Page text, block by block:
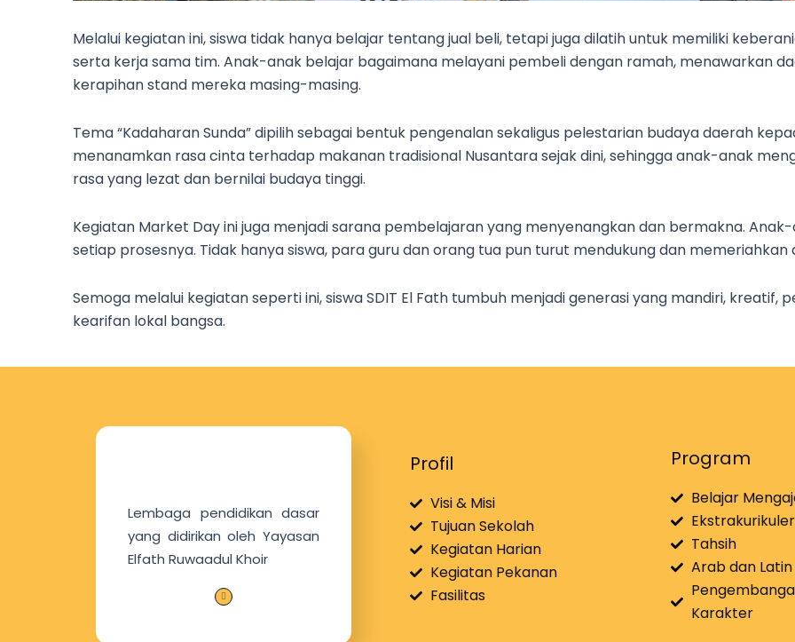
Melalui kegiatan ini, siswa tidak hanya belajar tentang jual beli, tetapi juga dilatih untuk memiliki
serta kerja sama tim. Anak-anak belajar bagaimana melayani pembeli dengan ramah, menawarkan
kerapihan stand mereka masing-masing.
Tema “Kadaharan Sunda” dipilih sebagai bentuk pengenalan sekaligus pelestarian budaya daerah
menanamkan rasa cinta terhadap makanan tradisional Nusantara sejak dini, sehingga anak-anak
rasa yang lezat dan bernilai budaya tinggi.
Kegiatan Market Day ini juga menjadi sarana pembelajaran yang menyenangkan dan bermakna.
setiap prosesnya. Tidak hanya siswa, para guru dan orang tua pun turut mendukung dan
Semoga melalui kegiatan seperti ini, siswa SDIT El Fath tumbuh menjadi generasi yang mandiri, kreatif,
kearifan lokal bangsa.
Lembaga pendidikan dasar
yang didirikan oleh Yayasan
Elfath Ruwaadul Khoir
I
c
o
Profil
Visi & Misi
Tujuan Sekolah
Kegiatan Harian
Kegiatan Pekanan
Fasilitas
Program
Belajar
Ekstrakurikuler
Tahsih
Arab dan Latin
Karakter